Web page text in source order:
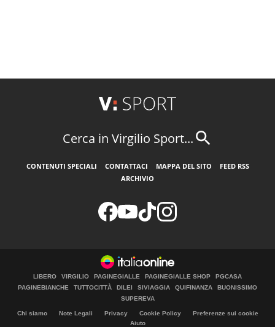
Cerca in Virgilio Sport...
CONTENUTI SPECIALI CONTATTACI MAPPA DEL SITO
FEED RSS
ARCHIVIO
LIBERO VIRGILIO PAGINEGIALLE PAGINEGIALLE SHOP
PGCASA
PAGINEBIANCHE
TUTTOCITTÀ DILEI SIVIAGGIA QUIFINANZA
BUONISSIMO
SUPEREVA
Chi siamo Note Legali Privacy Cookie Policy
Preferenze sui cookie
Aiuto